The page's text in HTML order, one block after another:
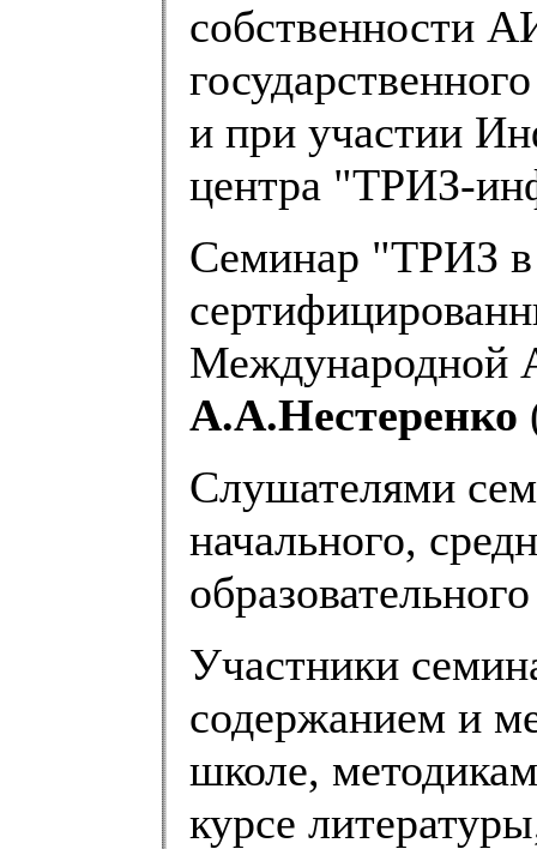
собственности
и при участии
центра "ТРИЗ-
Семинар "ТРИЗ в
Международной
А.А.Нестеренко
Слушателями
начального,
Участники
содержанием и
школе,
курсе